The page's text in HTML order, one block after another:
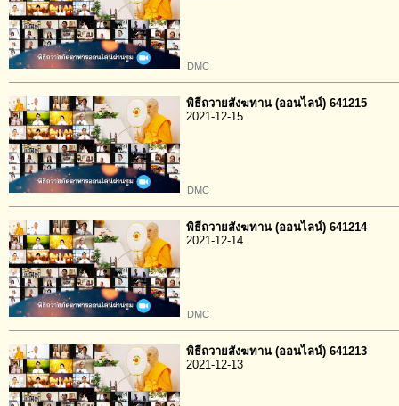
DMC
พิธีถวายสังฆทาน (ออนไลน์) 641215
2021-12-15
DMC
พิธีถวายสังฆทาน (ออนไลน์) 641214
2021-12-14
DMC
พิธีถวายสังฆทาน (ออนไลน์) 641213
2021-12-13